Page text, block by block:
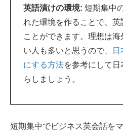
英語漬けの環境: 短期集中
れた環境を作ることで、
ことができます。理想は
い人も多いと思うので、
にする方法を参考にして
らしましょう。
短期集中でビジネス英会話を